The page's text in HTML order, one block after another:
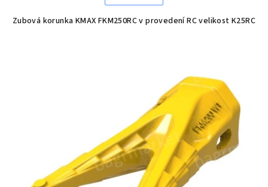
Zubová korunka KMAX FKM250RC v provedení RC velikost K25RC